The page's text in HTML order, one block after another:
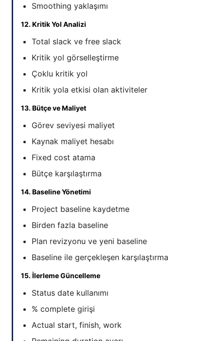
Smoothing yaklaşımı
12. Kritik Yol Analizi
Total slack ve free slack
Kritik yol görselleştirme
Çoklu kritik yol
Kritik yola etkisi olan aktiviteler
13. Bütçe ve Maliyet
Görev seviyesi maliyet
Kaynak maliyet hesabı
Fixed cost atama
Bütçe karşılaştırma
14. Baseline Yönetimi
Project baseline kaydetme
Birden fazla baseline
Plan revizyonu ve yeni baseline
Baseline ile gerçekleşen karşılaştırma
15. İlerleme Güncelleme
Status date kullanımı
% complete girişi
Actual start, finish, work